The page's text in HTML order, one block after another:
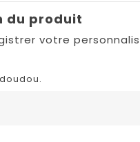
du produit
votre